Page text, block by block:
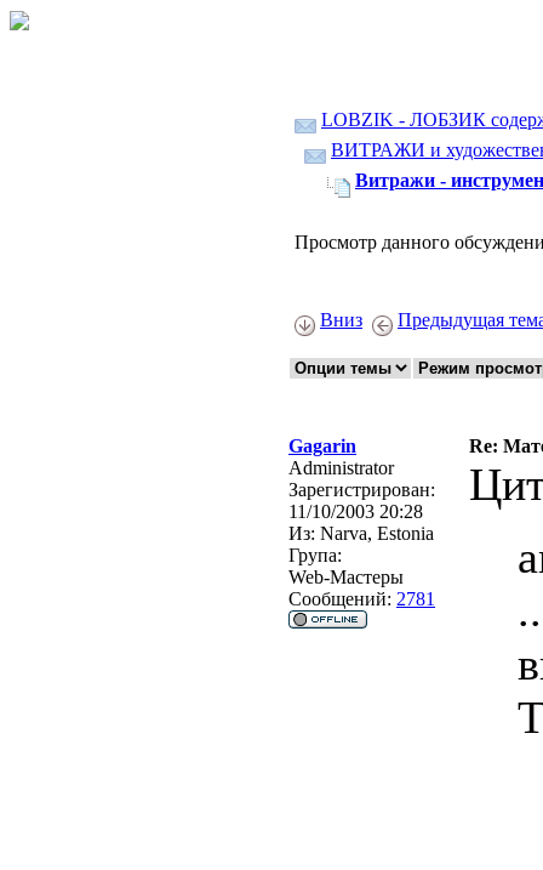
LOBZIK - ЛОБЗИК
ВИТРАЖИ и
Витражи -
Просмотр данного
Вниз Предыдущая
Gagarin
Re:
Administrator
Зарегистрирован:
11/10/2003 20:28
Из: Narva, Estonia
Група:
Web-Мастеры
Сообщений: 2781